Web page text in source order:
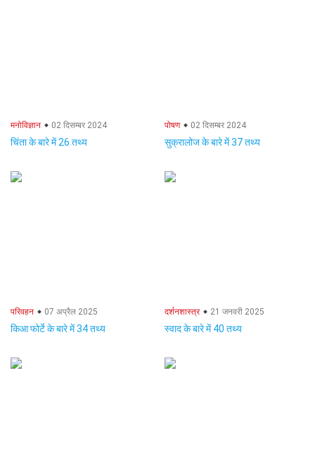
मनोविज्ञान 02 दिसम्बर 2024
चिंता के बारे में 26 तथ्य
पोषण 02 दिसम्बर 2024
सुक्रालोज के बारे में 37 तथ्य
परिवहन 07 अप्रैल 2025
किआ फोर्टे के बारे में 34 तथ्य
दर्शनशास्त्र 21 जनवरी 2025
स्वाद के बारे में 40 तथ्य